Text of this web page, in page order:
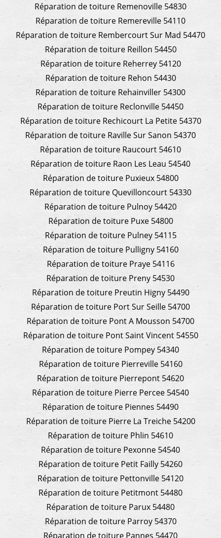
Réparation de toiture Remenoville 54830
Réparation de toiture Remereville 54110
Réparation de toiture Rembercourt Sur Mad 54470
Réparation de toiture Reillon 54450
Réparation de toiture Reherrey 54120
Réparation de toiture Rehon 54430
Réparation de toiture Rehainviller 54300
Réparation de toiture Reclonville 54450
Réparation de toiture Rechicourt La Petite 54370
Réparation de toiture Raville Sur Sanon 54370
Réparation de toiture Raucourt 54610
Réparation de toiture Raon Les Leau 54540
Réparation de toiture Puxieux 54800
Réparation de toiture Quevilloncourt 54330
Réparation de toiture Pulnoy 54420
Réparation de toiture Puxe 54800
Réparation de toiture Pulney 54115
Réparation de toiture Pulligny 54160
Réparation de toiture Praye 54116
Réparation de toiture Preny 54530
Réparation de toiture Preutin Higny 54490
Réparation de toiture Port Sur Seille 54700
Réparation de toiture Pont A Mousson 54700
Réparation de toiture Pont Saint Vincent 54550
Réparation de toiture Pompey 54340
Réparation de toiture Pierreville 54160
Réparation de toiture Pierrepont 54620
Réparation de toiture Pierre Percee 54540
Réparation de toiture Piennes 54490
Réparation de toiture Pierre La Treiche 54200
Réparation de toiture Phlin 54610
Réparation de toiture Pexonne 54540
Réparation de toiture Petit Failly 54260
Réparation de toiture Pettonville 54120
Réparation de toiture Petitmont 54480
Réparation de toiture Parux 54480
Réparation de toiture Parroy 54370
Réparation de toiture Pannes 54470